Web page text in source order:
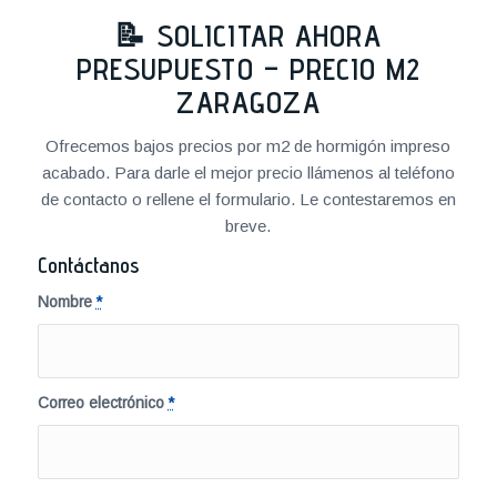
📝 SOLICITAR AHORA
PRESUPUESTO – PRECIO M2
ZARAGOZA
Ofrecemos bajos precios por m2 de hormigón impreso
acabado. Para darle el mejor precio llámenos al teléfono
de contacto o rellene el formulario. Le contestaremos en
breve.
Contáctanos
Nombre*
Correo electrónico*